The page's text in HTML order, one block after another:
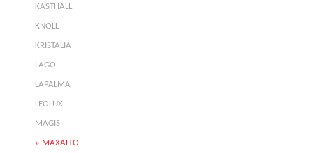
KASTHALL
KNOLL
KRISTALIA
LAGO
LAPALMA
LEOLUX
MAGIS
MAXALTO